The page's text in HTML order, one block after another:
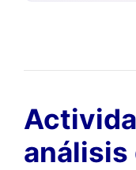
análisis